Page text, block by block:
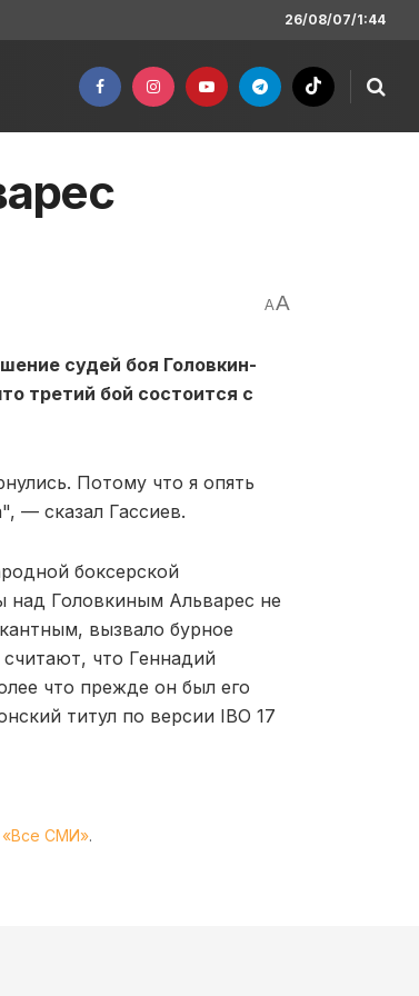
26/08/07/1:44
AA
судей боя Головкин-
третий бой состоится с
Потому что я опять
— сказал Гассиев.
боксерской
над Головкиным Альварес не
вызвало бурное
что Геннадий
что прежде он был его
титул по версии IBO 17
«Все СМИ».